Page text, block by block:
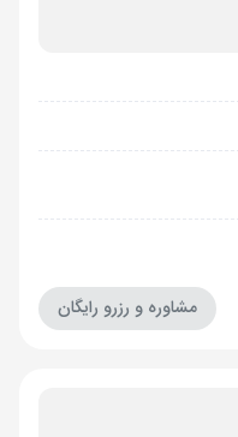
مشاوره و رزرو رایگان